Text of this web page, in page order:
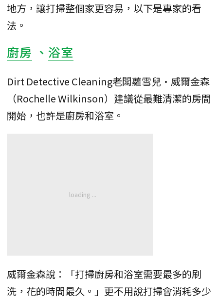
地方，讓打掃整個家更容易，以下是專家的看
法。
廚房 、 浴室
Dirt Detective Cleaning老闆蘿雪兒·威爾金森
（Rochelle Wilkinson）建議從最難清潔的房間
開始，也許是廚房和浴室。
威爾金森說：「打掃廚房和浴室需要最多的刷
洗，花的時間最久。」更不用說打掃會消耗多少